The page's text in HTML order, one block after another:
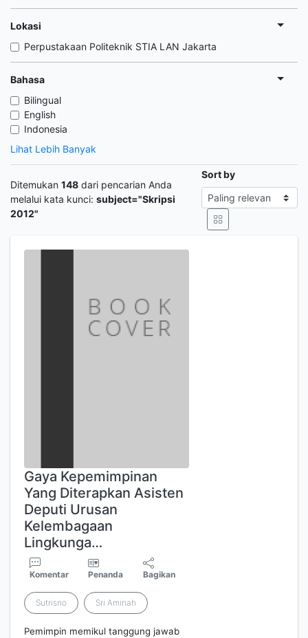
Lokasi
Perpustakaan Politeknik STIA LAN Jakarta
Bahasa
Bilingual
English
Indonesia
Lihat Lebih Banyak
Ditemukan 148 dari pencarian Anda
melalui kata kunci: subject="Skripsi
2012"
Sort by
Gaya Kepemimpinan
Yang Diterapkan Asisten
Deputi Urusan
Kelembagaan
Lingkunga…
Komentar Penanda Bagikan
Sutrisno Sri Aminah
Pemimpin memikul tanggung jawab